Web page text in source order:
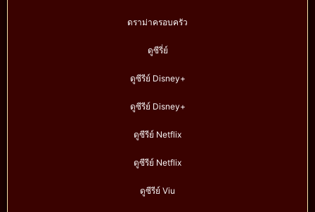
ดราม่าครอบครัว
ดูซีรี่ย์
ดูซีรีย์ Disney+
ดูซีรีย์ Disney+
ดูซีรีย์ Netflix
ดูซีรีย์ Netflix
ดูซีรีย์ Viu